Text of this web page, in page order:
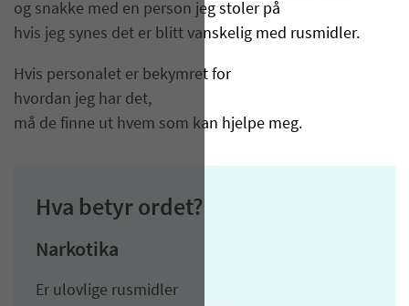
og snakke med en person jeg stoler på
hvis jeg synes det er blitt vanskelig med rusmidler.
Hvis personalet er bekymret for
hvordan jeg har det,
må de finne ut hvem som kan hjelpe meg.
Hva betyr ordet?
Narkotika
Er ulovlige rusmidler